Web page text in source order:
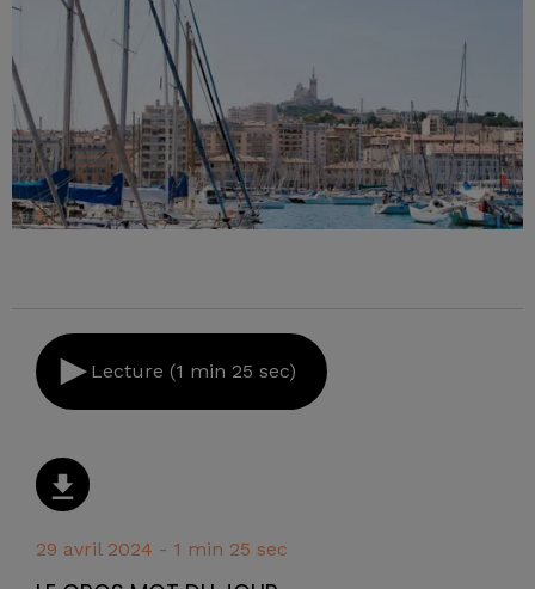
Lecture (1 min 25 sec)
29 avril 2024 - 1 min 25 sec